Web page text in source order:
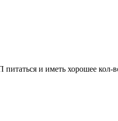
и иметь хорошее кол-